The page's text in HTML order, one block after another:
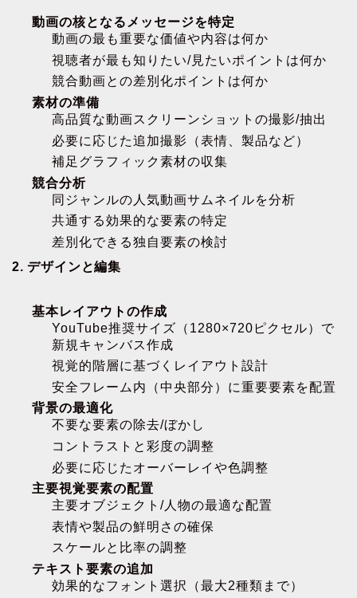
動画の核となるメッセージを特定
動画の最も重要な価値や内容は何か
視聴者が最も知りたい/見たいポイントは何か
競合動画との差別化ポイントは何か
素材の準備
高品質な動画スクリーンショットの撮影/抽出
必要に応じた追加撮影（表情、製品など）
補足グラフィック素材の収集
競合分析
同ジャンルの人気動画サムネイルを分析
共通する効果的な要素の特定
差別化できる独自要素の検討
2. デザインと編集
基本レイアウトの作成
YouTube推奨サイズ（1280×720ピクセル）で
新規キャンバス作成
視覚的階層に基づくレイアウト設計
安全フレーム内（中央部分）に重要要素を配置
背景の最適化
不要な要素の除去/ぼかし
コントラストと彩度の調整
必要に応じたオーバーレイや色調整
主要視覚要素の配置
主要オブジェクト/人物の最適な配置
表情や製品の鮮明さの確保
スケールと比率の調整
テキスト要素の追加
効果的なフォント選択（最大2種類まで）